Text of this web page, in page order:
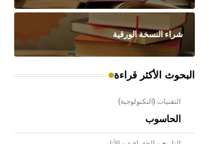
شراء النسخة الورقية
البحوث الأكثر قراءة
التقنيات (التكنولوجية)
الحاسوب